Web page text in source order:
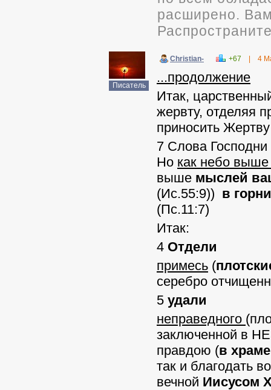
расширено.
Писатель
Christian- +67 4
...продолжение
Итак,
жервту, отделяя
приносить
7 Слова
Но как небо
выше мыслей
(Ис.55:9)) в
(Пс.11:7)
Итак:
4 Отдели
примесь (
серебро
5 удали
неправедного
заключенной в
правдою (в храме
так и благодать
вечной Иисусом